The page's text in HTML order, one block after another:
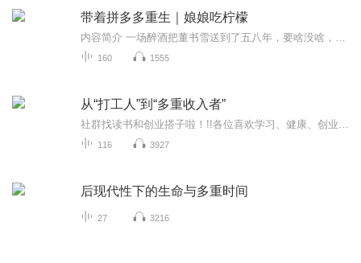
带着拼多多重生｜娘娘吃柠檬
160 1555
从“打工人”到“多重收入者”
116 3927
后现代性下的生命与多重时间
27 3216